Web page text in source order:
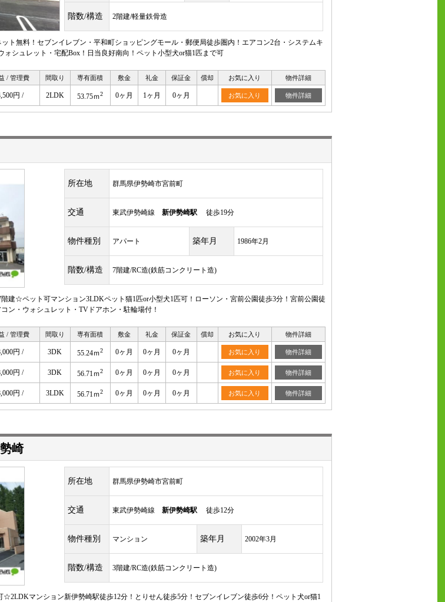
階数/構造 2階建/軽量鉄骨造
ト無料！セブンイレブン・平和町ショッピングモール・郵便局徒歩圏内！エアコン2台・システムキ
ォシュレット・宅配Box！日当良好南向！ペット小型犬or猫1匹まで可
/ 管理費 間取り 専有面積 敷金 礼金 保証金 償却 お気に入り 物件詳細
円 / 2LDK 53.75ｍ2 0ヶ月 1ヶ月 0ヶ月 お気に入り 物件詳細
所在地 群馬県伊勢崎市宮前町
交通 東武伊勢崎線 新伊勢崎駅徒歩19分
物件種別 アパート 築年月 1986年2月
階数/構造 7階建/RC造(鉄筋コンクリート造)
建☆ペット可マンション3LDKペット猫1匹or小型犬1匹可！ローソン・宮前公園徒歩3分！宮前公園徒
ン・ウォシュレット・TVドアホン・駐輪場付！
/ 管理費 間取り 専有面積 敷金 礼金 保証金 償却 お気に入り 物件詳細
円 / 3DK 55.24ｍ2 0ヶ月 0ヶ月 0ヶ月 お気に入り 物件詳細
円 / 3DK 56.71ｍ2 0ヶ月 0ヶ月 0ヶ月 お気に入り 物件詳細
円 / 3LDK 56.71ｍ2 0ヶ月 0ヶ月 0ヶ月 お気に入り 物件詳細
崎
所在地 群馬県伊勢崎市宮前町
交通 東武伊勢崎線 新伊勢崎駅徒歩12分
物件種別 マンション 築年月 2002年3月
階数/構造 3階建/RC造(鉄筋コンクリート造)
マンション新伊勢崎駅徒歩12分！とりせん徒歩5分！セブンイレブン徒歩6分！ペット犬or猫1